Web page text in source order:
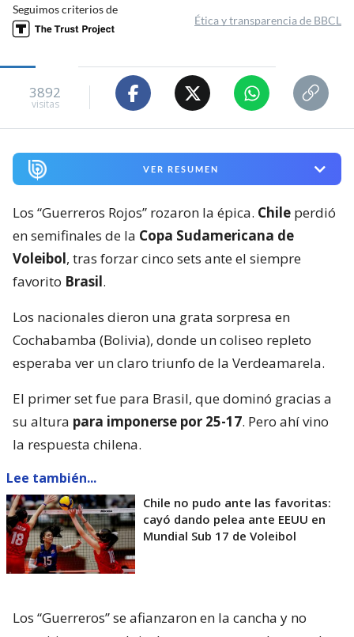
Seguimos criterios de
Ética y transparencia de BBCL
3892
visitas
VER RESUMEN
Los “Guerreros Rojos” rozaron la épica. Chile perdió
en semifinales de la Copa Sudamericana de
Voleibol, tras forzar cinco sets ante el siempre
favorito Brasil.
Los nacionales dieron una grata sorpresa en
Cochabamba (Bolivia), donde un coliseo repleto
esperaba ver un claro triunfo de la Verdeamarela.
El primer set fue para Brasil, que dominó gracias a
su altura para imponerse por 25-17. Pero ahí vino
la respuesta chilena.
Lee también...
Chile no pudo ante las favoritas:
cayó dando pelea ante EEUU en
Mundial Sub 17 de Voleibol
Los “Guerreros” se afianzaron en la cancha y no